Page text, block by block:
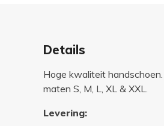
Details
Hoge kwaliteit
maten S, M, L, XL & XXL.
Levering: